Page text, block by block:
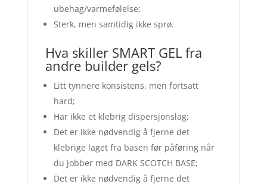
ubehag/varmefølelse;
Sterk, men samtidig ikke sprø.
Hva skiller SMART GEL fra
andre builder gels?
Litt tynnere konsistens, men fortsatt
hard;
Har ikke et klebrig dispersjonslag;
Det er ikke nødvendig å fjerne det
klebrige laget fra basen før påføring når
du jobber med DARK SCOTCH BASE;
Det er ikke nødvendig å fjerne det